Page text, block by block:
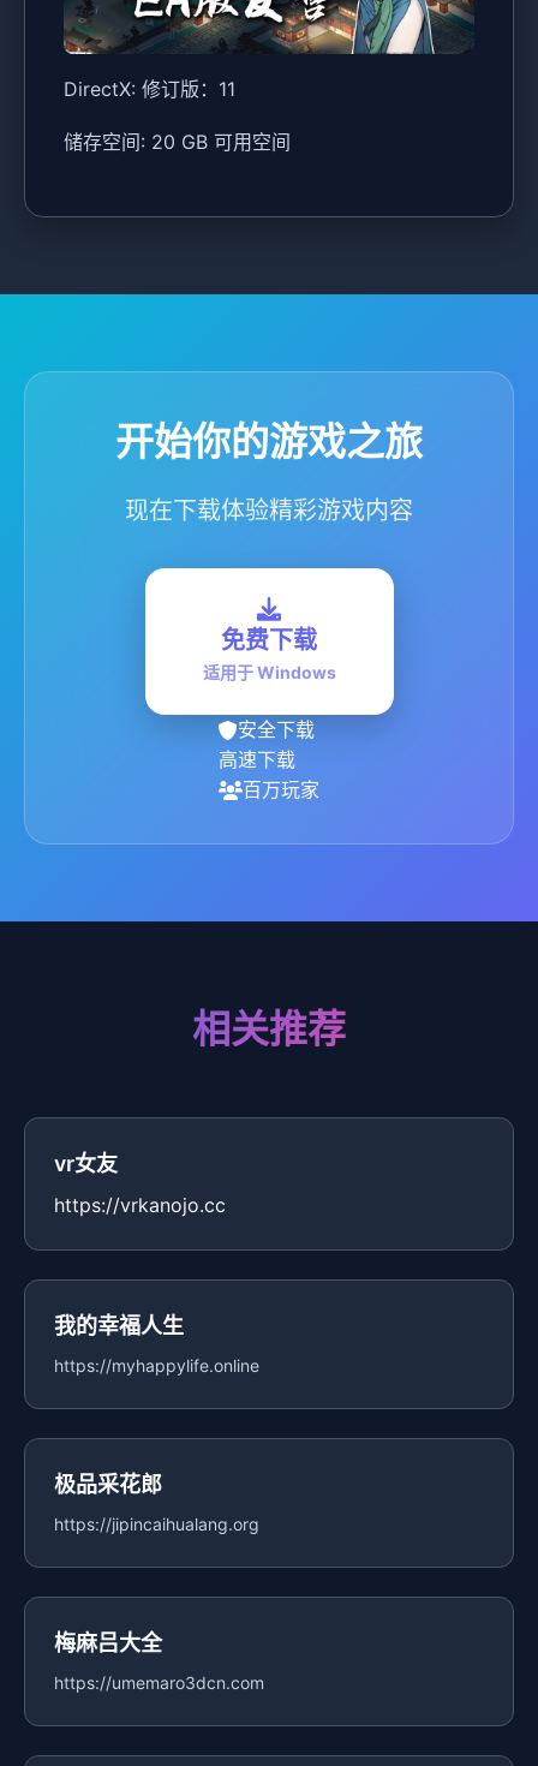
DirectX: 修订版：11
储存空间: 20 GB 可用空间
开始你的游戏之旅
现在下载体验精彩游戏内容
免费下载
适用于 Windows
安全下载
高速下载
百万玩家
相关推荐
vr女友
https://vrkanojo.cc
我的幸福人生
https://myhappylife.online
极品采花郎
https://jipincaihualang.org
梅麻吕大全
https://umemaro3dcn.com